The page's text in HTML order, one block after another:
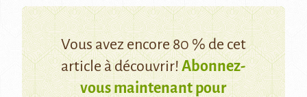
Vous avez encore 80 % de cet
article à découvrir!Abonnez-
vous maintenant pour